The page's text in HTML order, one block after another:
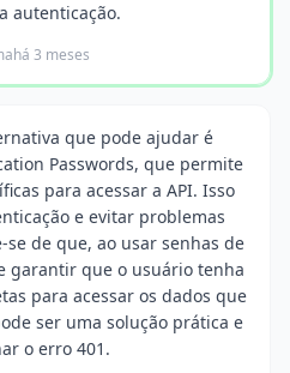
autenticação.
há 3 meses
que pode ajudar é
Passwords, que permite
para acessar a API. Isso
e evitar problemas
se de que, ao usar senhas de
garantir que o usuário tenha
para acessar os dados que
ser uma solução prática e
o erro 401.